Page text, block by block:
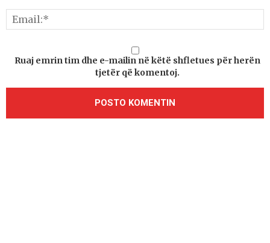
Ruaj emrin tim dhe e-mailin në këtë shfletues për herën
tjetër që komentoj.